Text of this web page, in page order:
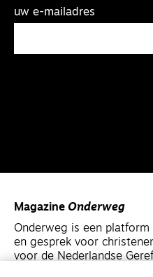
uw e-mailadres
Magazine Onderweg
Onderweg is een
en gesprek voor
voor de Nederlandse